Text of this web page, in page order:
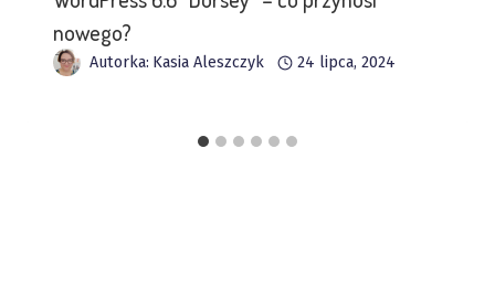
nowego?
Autorka: Kasia Aleszczyk 24 lipca, 2024